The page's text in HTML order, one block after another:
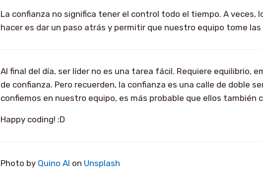
La confianza no significa tener el control todo el tiempo. A veces,
hacer es dar un paso atrás y permitir que nuestro equipo tome las
Al final del día, ser líder no es una tarea fácil. Requiere equilibrio,
de confianza. Pero recuerden, la confianza es una calle de doble
confiemos en nuestro equipo, es más probable que ellos también
Happy coding! :D
Photo by Quino Al on Unsplash